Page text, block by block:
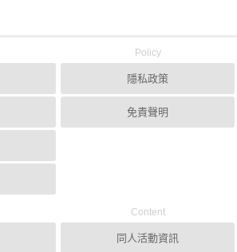
Policy
隱私政策
免責聲明
Content
同人活動資訊